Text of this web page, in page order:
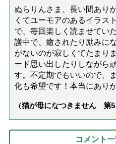
ぬらりんさま、長い間あり
くてユーモアのあるイラス
で、毎回楽しく読ませてい
護中で、癒されたり励みに
がないのが寂しくてたまり
ード思い出したりしながら
す。不定期でもいいので、
化も希望です！本当にあり
（猫が母になつきません 第
コメント